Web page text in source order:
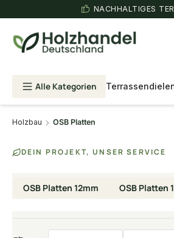
NACHHALTIGES
Alle Kategorien
Holzbau OSB Platten
DEIN PROJEKT, UNSER SERVICE
OSB Platten 12mm OSB Platten